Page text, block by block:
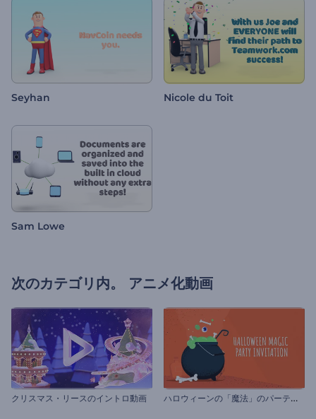
Seyhan Nicole du Toit
Sam Lowe
次のカテゴリ内。 アニメ化動画
クリスマス・リースのイントロ動画 ハ
ロウィーンの「魔法」のパーティーの招待状